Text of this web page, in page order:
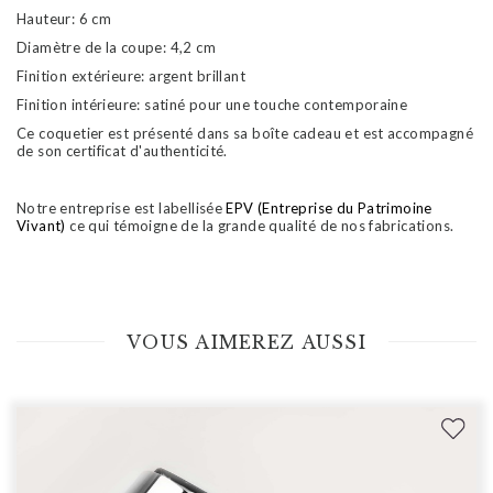
Hauteur: 6 cm
Diamètre de la coupe: 4,2 cm
Finition extérieure: argent brillant
Finition intérieure: satiné pour une touche contemporaine
Ce coquetier est présenté dans sa boîte cadeau et est accompagné
de son certificat d'authenticité.
Notre entreprise est labelliséeEPV (Entreprise du Patrimoine
Vivant) ce qui témoigne de la grande qualité de nos fabrications.
VOUS AIMEREZ AUSSI